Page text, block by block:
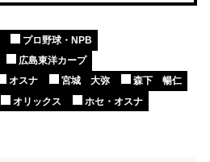
プロ野球・NPB
広島東洋カープ
オスナ 宮城 大弥
森下 暢仁
オリックス
ホセ・オスナ